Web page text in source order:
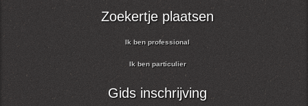
Zoekertje plaatsen
Ik ben professional
Ik ben particulier
Gids inschrijving